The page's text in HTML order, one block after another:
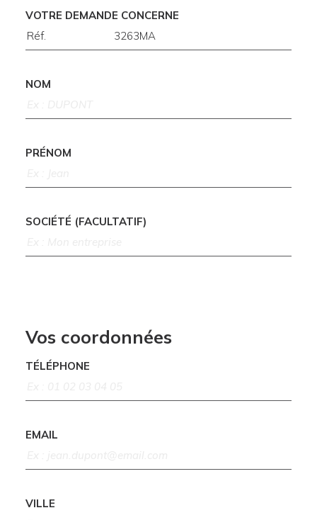
VOTRE DEMANDE CONCERNE
NOM
PRÉNOM
SOCIÉTÉ (FACULTATIF)
Vos coordonnées
TÉLÉPHONE
EMAIL
VILLE